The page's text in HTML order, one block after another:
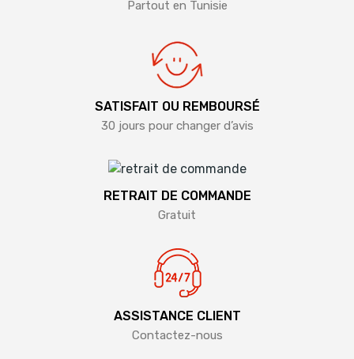
Partout en Tunisie
SATISFAIT OU REMBOURSÉ
30 jours pour changer d’avis
RETRAIT DE COMMANDE
Gratuit
ASSISTANCE CLIENT
Contactez-nous